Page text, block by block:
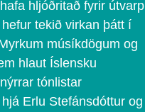
hljóðritað fyrir útvarp
tekið virkan þátt í
músíkdögum og
hlaut Íslensku
tónlistar
Erlu Stefánsdóttur og